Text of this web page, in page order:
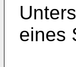
eines